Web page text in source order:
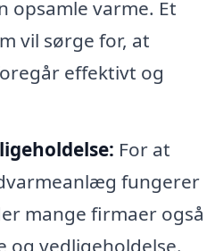
opsamle varme. Et
vil sørge for, at
effektivt og
For at
fungerer
mange firmaer også
og vedligeholdelse.